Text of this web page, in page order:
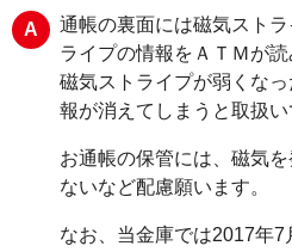
通帳の裏面には磁気スト
ライプの情報をＡＴＭが
磁気ストライプが弱くな
報が消えてしまうと取扱い
お通帳の保管には、磁気
ないなど配慮願います。
なお、当金庫では2017年